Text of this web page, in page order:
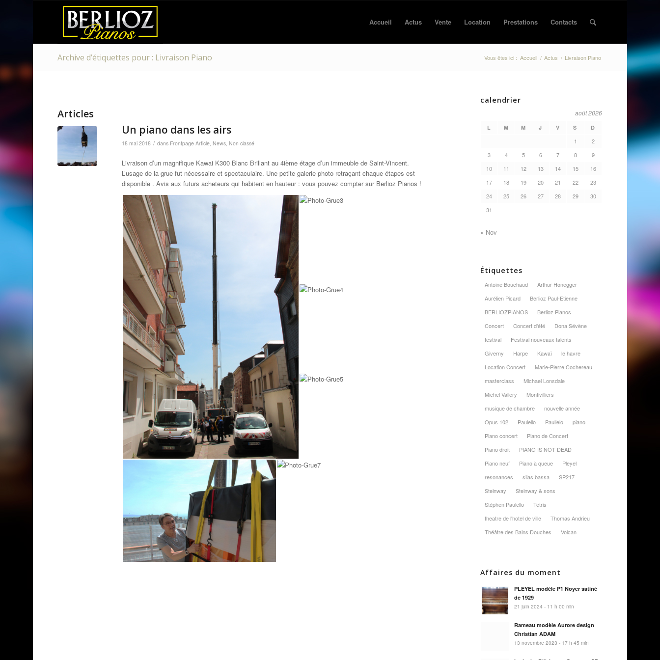
Accueil Actus Vente Location Prestations Contacts
Archive d’étiquettes pour : Livraison Piano Vous êtes ici : Accueil / Actus / Livraison Piano
Articles
Un piano dans les airs
18 mai 2018 / dans Frontpage Article, News, Non classé
Livraison d’un magnifique Kawai K300 Blanc Brillant au 4ième étage d’un immeuble de Saint-Vincent.
L’usage de la grue fut nécessaire et spectaculaire. Une petite galerie photo retraçant chaque étapes est
disponible . Avis aux futurs acheteurs qui habitent en hauteur : vous pouvez compter sur Berlioz Pianos !
calendrier
août 2026
L M M J V S D
1
2
3
4 5 6 7 8
9
10
11 12 13 14 15
16
17
18 19 20 21 22
23
24
25 26 27 28 29
30
31
« Nov
Étiquettes
Antoine Bouchaud
Arthur Honegger
Aurélien Picard
Berlioz Paul-Etienne
BERLIOZPIANOS
Berlioz Pianos
Concert
Concert d'été
Dona Sévène
festival
Festival nouveaux talents
Giverny
Harpe Kawaï
le havre
Location Concert
Marie-Pierre Cochereau
masterclass
Michael Lonsdale
Michel Vallery
Montivilliers
musique de chambre
nouvelle année
Opus 102
Paulello Paullelo
piano
Piano concert
Piano de Concert
Piano droit
PIANO IS NOT DEAD
Piano neuf
Piano à queue
Pleyel
resonances
silas bassa
SP217
Steinway
Steinway & sons
Stéphen Paulello
Tetris
theatre de l'hotel de ville
Thomas Andrieu
Théâtre des Bains Douches
Volcan
Affaires du moment
PLEYEL modèle P1 Noyer satiné
de 1929
21 juin 2024 - 11 h 00 min
Rameau modèle Aurore design
Christian ADAM
13 novembre 2023 - 17 h 45 min